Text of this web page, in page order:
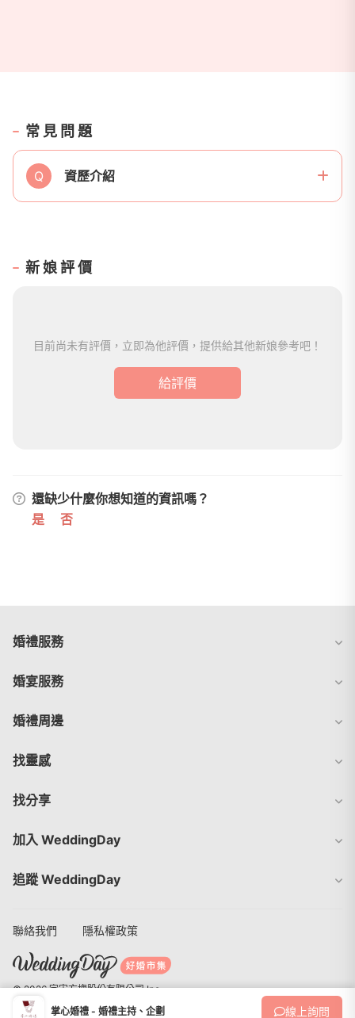
常見問題
Q 資歷介紹
新娘評價
目前尚未有評價，立即為他評價，提供給其他新娘參考吧！
給評價
還缺少什麼你想知道的資訊嗎？
是
否
掌心婚禮 - 婚禮主持、企劃 線上詢問
婚禮服務
婚宴服務
婚禮周邊
找靈感
找分享
加入 WeddingDay
追蹤 WeddingDay
聯絡我們 隱私權政策
© 2026 宇宙方塊股份有限公司 Inc.